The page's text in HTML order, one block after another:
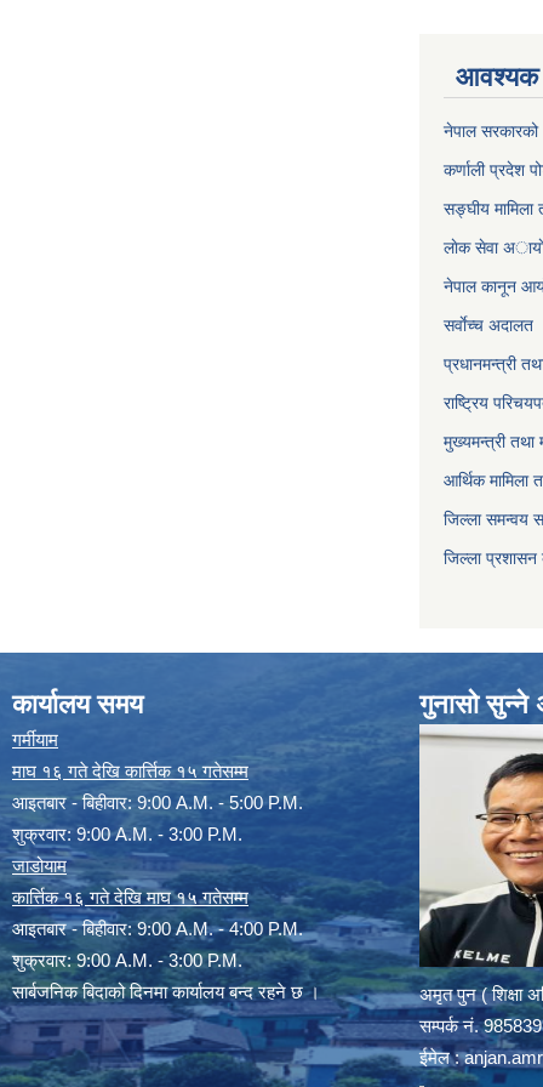
आवश्यक
नेपाल सरकारको
कर्णाली प्रदेश
सङ्घीय मामिला
लाेक सेवा
नेपाल कानून
सर्वाेच्च अदालत
प्रधानमन्त्री
राष्ट्रिय
मुख्यमन्त्री तथा
आर्थिक मामिला
जिल्ला समन्वय
जिल्ला प्रशासन
कार्यालय समय
गर्मीयाम
माघ १६ गते देखि कार्त्तिक १५ गतेसम्म
आइतबार - बिहीवार: 9:00 A.M. - 5:00 P.M.
शुक्रवार: 9:00 A.M. - 3:00 P.M.
जाडोयाम
कार्त्तिक १६ गते देखि माघ १५ गतेसम्म
आइतबार - बिहीवार: 9:00 A.M. - 4:00 P.M.
शुक्रवार: 9:00 A.M. - 3:00 P.M.
सार्बजनिक बिदाको दिनमा कार्यालय बन्द रहने छ ।
गुनासो सुन्ने
अमृत पुन ( शिक्षा
सम्पर्क न‌ं.
ईमेल :